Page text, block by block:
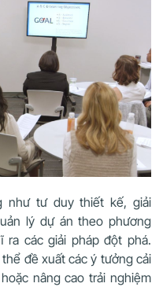
như tư duy thiết kế, giải
lý dự án theo phương
ra các giải pháp đột phá.
đề xuất các ý tưởng cải
nâng cao trải nghiệm